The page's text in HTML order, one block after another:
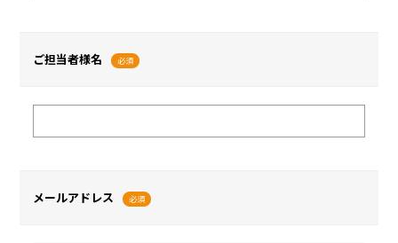
ご担当者様名 必須
メールアドレス 必須